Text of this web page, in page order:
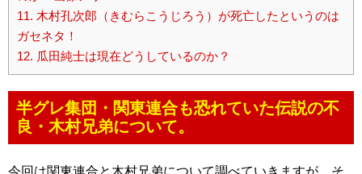
11. 木村孔次郎（きむらこうじろう）が死亡したというのは
ガセネタ！
12. 瓜田純士は現在どうしているのか？
半グレ集団・関東連合も恐れていた伝説の不
良・木村兄弟について。